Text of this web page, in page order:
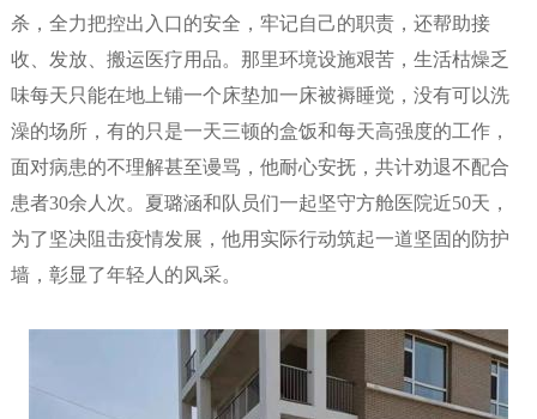
杀，全力把控出入口的安全，牢记自己的职责，还帮助接
收、发放、搬运医疗用品。那里环境设施艰苦，生活枯燥乏
味每天只能在地上铺一个床垫加一床被褥睡觉，没有可以洗
澡的场所，有的只是一天三顿的盒饭和每天高强度的工作，
面对病患的不理解甚至谩骂，他耐心安抚，共计劝退不配合
患者30余人次。夏璐涵和队员们一起坚守方舱医院近50天，
为了坚决阻击疫情发展，他用实际行动筑起一道坚固的防护
墙，彰显了年轻人的风采。